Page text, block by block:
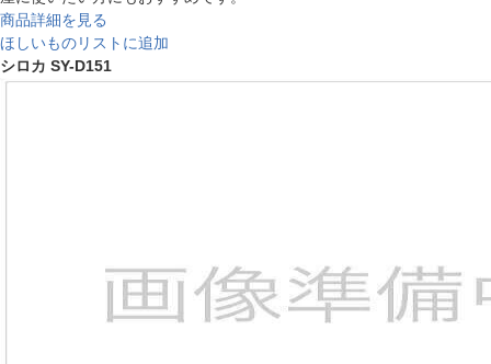
商品詳細を見る
ほしいものリストに追加
シロカ SY-D151